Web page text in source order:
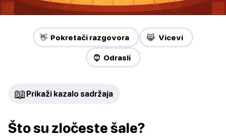
👋 Pokretači razgovora 😹 Vicevi
🧔 Odrasli
📖 Prikaži kazalo sadržaja
Što su zločeste šale?